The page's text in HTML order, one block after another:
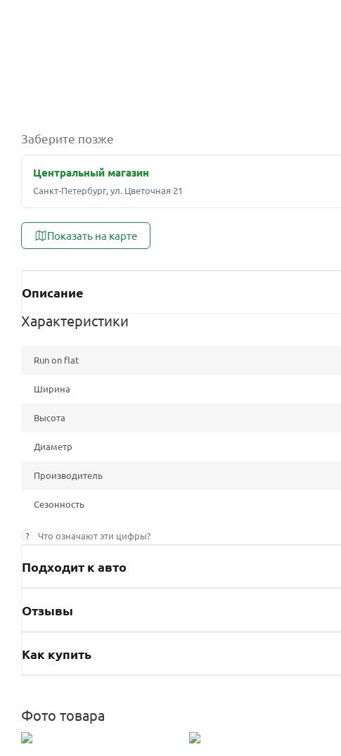
Заберите позже
Центральный магазин
Санкт-Петербург, ул. Цветочная 21
Показать на карте
Описание
Характеристики
Run on flat
Ширина
Высота
Диаметр
Производитель
Сезонность
? Что означают эти цифры?
Подходит к авто
Отзывы
Как купить
Фото товара